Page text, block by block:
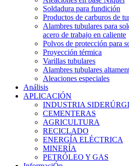
Soldadura para fundición
Productos de carburos de
Alambres tubulares para
acero de trabajo en caliente
Polvos de protección para
Proyección térmica
Varillas tubulares
Alambres tubulares
Aleaciones especiales
Análisis
APLICACIÓN
INDUSTRIA
CEMENTERAS
AGRICULTURA
RECICLADO
ENERGÍA ELÉCTRICA
MINERÍA
PETRÓLEO Y GAS